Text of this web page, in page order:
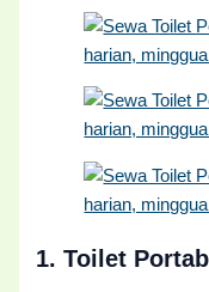
1.Toilet